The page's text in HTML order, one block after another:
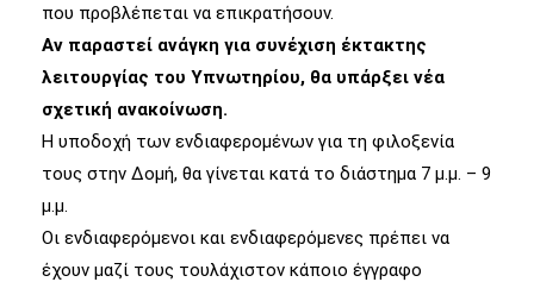
που προβλέπεται να επικρατήσουν.
Αν παραστεί ανάγκη για συνέχιση έκτακτης
λειτουργίας του Υπνωτηρίου, θα υπάρξει νέα
σχετική ανακοίνωση.
Η υποδοχή των ενδιαφερομένων για τη φιλοξενία
τους στην Δομή, θα γίνεται κατά το διάστημα 7 μ.μ. – 9
μ.μ.
Οι ενδιαφερόμενοι και ενδιαφερόμενες πρέπει να
έχουν μαζί τους τουλάχιστον κάποιο έγγραφο